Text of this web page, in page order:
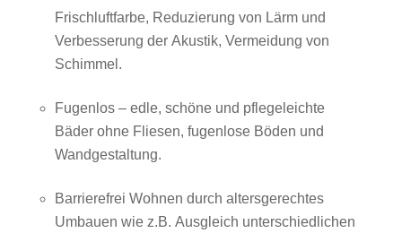
Frischluftfarbe, Reduzierung von Lärm und
Verbesserung der Akustik, Vermeidung von
Schimmel.
Fugenlos – edle, schöne und pflegeleichte
Bäder ohne Fliesen, fugenlose Böden und
Wandgestaltung.
Barrierefrei Wohnen durch altersgerechtes
Umbauen wie z.B. Ausgleich unterschiedlichen